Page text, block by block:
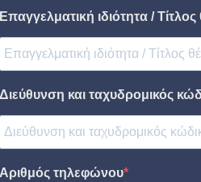
Επαγγελματική ιδιότητα /
Διεύθυνση και ταχυδρομικός
Αριθμός τηλεφώνου